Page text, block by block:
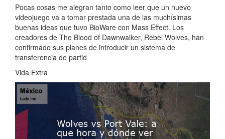
Pocas cosas me alegran tanto como leer que un nuevo
videojuego va a tomar prestada una de las muchísimas
buenas ideas que tuvo BioWare con Mass Effect. Los
creadores de The Blood of Dawnwalker, Rebel Wolves, han
confirmado sus planes de introducir un sistema de
transferencia de partid
Vida Extra